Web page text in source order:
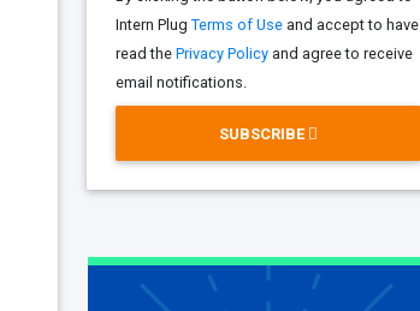
Intern Plug Terms of Useand accept to have
read the Privacy Policyand agree to receive
email notifications.
SUBSCRIBE